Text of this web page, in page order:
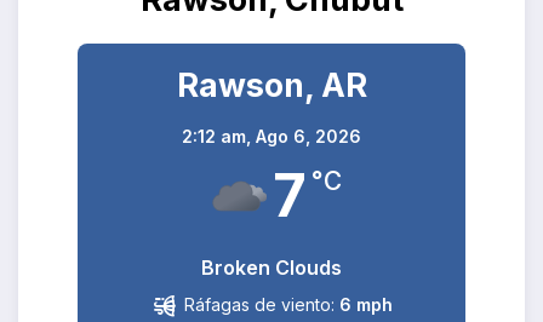
Rawson, AR
2:12 am, Ago 6, 2026
7 °C
Broken Clouds
Ráfagas de viento: 6 mph